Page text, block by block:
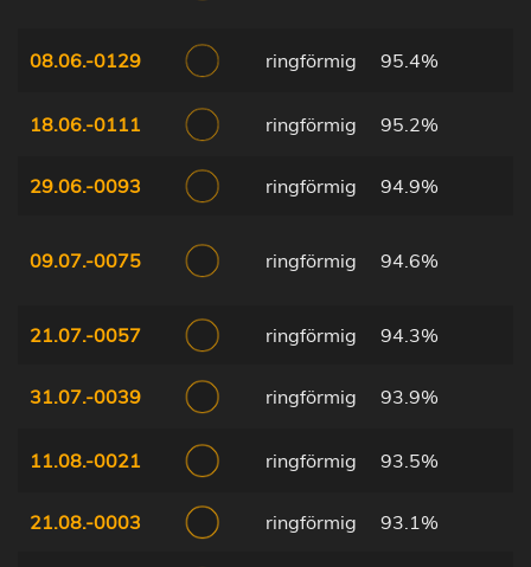
08.06.-0129 ringförmig 95.4%
18.06.-0111 ringförmig 95.2%
29.06.-0093 ringförmig 94.9%
09.07.-0075 ringförmig 94.6%
21.07.-0057 ringförmig 94.3%
31.07.-0039 ringförmig 93.9%
11.08.-0021 ringförmig 93.5%
21.08.-0003 ringförmig 93.1%